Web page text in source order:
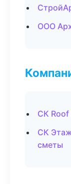
ООО
СК Roof
СК
сметы